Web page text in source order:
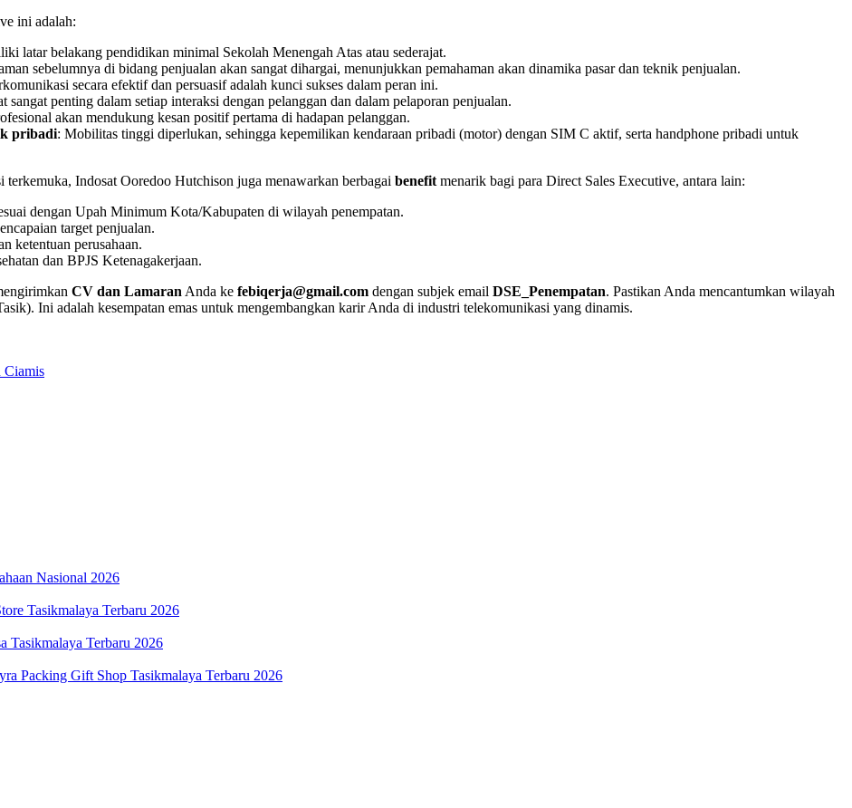
ini adalah:
latar belakang pendidikan minimal Sekolah Menengah Atas atau sederajat.
sebelumnya di bidang penjualan akan sangat dihargai, menunjukkan pemahaman akan dinamika pasar dan teknik penjualan.
secara efektif dan persuasif adalah kunci sukses dalam peran ini.
penting dalam setiap interaksi dengan pelanggan dan dalam pelaporan penjualan.
akan mendukung kesan positif pertama di hadapan pelanggan.
pribadi: Mobilitas tinggi diperlukan, sehingga kepemilikan kendaraan pribadi (motor) dengan SIM C aktif, serta handphone pribadi untuk
Indosat Ooredoo Hutchison juga menawarkan berbagai benefit menarik bagi para Direct Sales Executive, antara lain:
dengan Upah Minimum Kota/Kabupaten di wilayah penempatan.
target penjualan.
ketentuan perusahaan.
dan BPJS Ketenagakerjaan.
CV dan Lamaran Anda ke febiqerja@gmail.com dengan subjek email DSE_Penempatan. Pastikan Anda mencantumkan wilayah
Ini adalah kesempatan emas untuk mengembangkan karir Anda di industri telekomunikasi yang dinamis.
Ciamis
Nasional 2026
Tasikmalaya Terbaru 2026
Tasikmalaya Terbaru 2026
Packing Gift Shop Tasikmalaya Terbaru 2026